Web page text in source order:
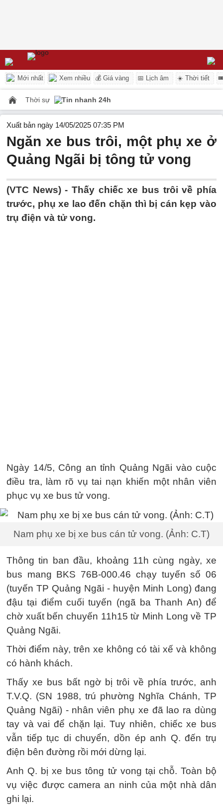
Mới nhất Xem nhiều 💰 Giá vàng 📅 Lịch âm ☀️ Thời tiết
Thời sự Tin nhanh 24h
Xuất bản ngày 14/05/2025 07:35 PM
Ngăn xe bus trôi, một phụ xe ở
Quảng Ngãi bị tông tử vong
(VTC News) - Thấy chiếc xe bus trôi về phía
trước, phụ xe lao đến chặn thì bị cán kẹp vào
trụ điện và tử vong.
Ngày 14/5, Công an tỉnh Quảng Ngãi vào cuộc
điều tra, làm rõ vụ tai nạn khiến một nhân viên
phục vụ xe bus tử vong.
Nam phụ xe bị xe bus cán tử vong. (Ảnh: C.T)
Thông tin ban đầu, khoảng 11h cùng ngày, xe
bus mang BKS 76B-000.46 chạy tuyến số 06
(tuyến TP Quảng Ngãi - huyện Minh Long) đang
đậu tại điểm cuối tuyến (ngã ba Thanh An) để
chờ xuất bến chuyến 11h15 từ Minh Long về TP
Quảng Ngãi.
Thời điểm này, trên xe không có tài xế và không
có hành khách.
Thấy xe bus bất ngờ bị trôi về phía trước, anh
T.V.Q. (SN 1988, trú phường Nghĩa Chánh, TP
Quảng Ngãi) - nhân viên phụ xe đã lao ra dùng
tay và vai để chặn lại. Tuy nhiên, chiếc xe bus
vẫn tiếp tục di chuyển, dồn ép anh Q. đến trụ
điện bên đường rồi mới dừng lại.
Anh Q. bị xe bus tông tử vong tại chỗ. Toàn bộ
vụ việc được camera an ninh của một nhà dân
ghi lại.